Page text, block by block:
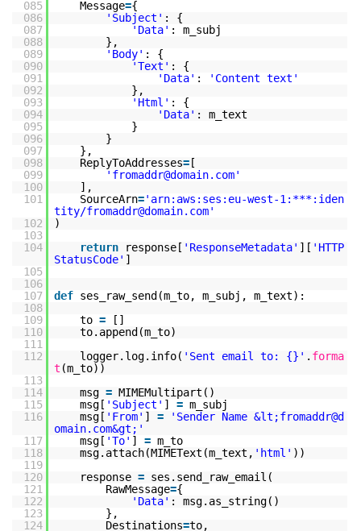
085
Message={
086
'Subject' : {
087
'Data' : m_subj
088
},
089
'Body' : {
090
'Text' : {
091
'Data' :
'Content text'
092
},
093
'Html' : {
094
'Data' : m_text
095
}
096
}
097
},
098
ReplyToAddresses= [
099
'fromaddr@domain.com'
100
],
101
SourceArn='arn:aws:ses:eu-west-1:***:iden
tity/fromaddr@domain.com'
102
)
103
104
return response[ 'ResponseMetadata' ][ 'HTTP
StatusCode' ]
105
106
107
def ses_raw_send(m_to, m_subj, m_text):
108
109
to =
[]
110
to.append(m_to)
111
112
logger.log.info( 'Sent email to: {}' . forma
t (m_to))
113
114
msg = MIMEMultipart()
115
msg[ 'Subject' ] = m_subj
116
msg[ 'From' ] =
'Sender Name &lt;fromaddr@d
omain.com&gt;'
117
msg[ 'To' ] = m_to
118
msg.attach(MIMEText(m_text, 'html' ))
119
120
response = ses.send_raw_email(
121
RawMessage={
122
'Data' : msg.as_string()
123
},
124
Destinations=to,